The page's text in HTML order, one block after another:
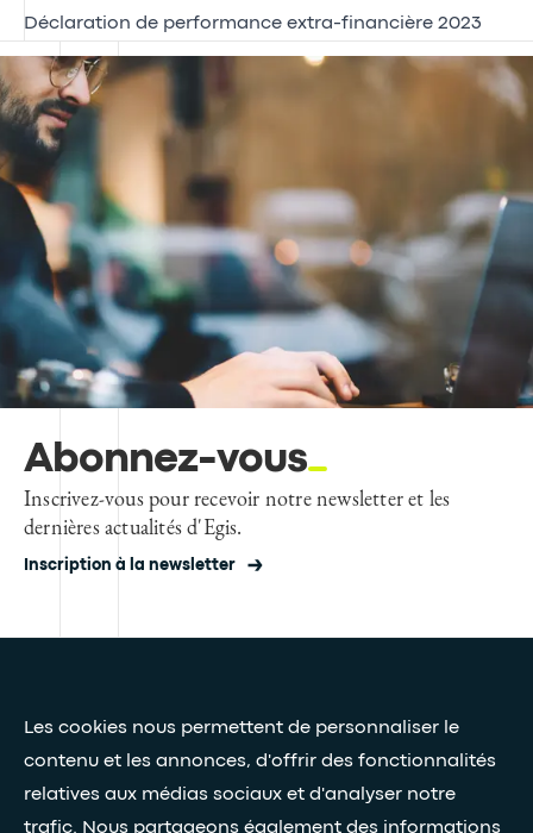
Les cookies nous permettent de personnaliser le
contenu et les annonces, d'offrir des fonctionnalités
relatives aux médias sociaux et d'analyser notre
trafic. Nous partageons également des informations
Déclaration de performance extra-financière 2023
Abonnez-vous
Inscrivez-vous pour recevoir notre newsletter et les
dernières actualités d'Egis.
Inscription à la newsletter
Nos livres blancs
Restez connectés grâce à notre newsletter